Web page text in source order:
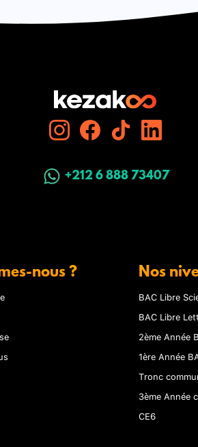
+212 6 888 73407
nous ? Nos
BAC Libre
BAC Libre
2ème Année
1ère Année
Tronc
3ème Année
CE6